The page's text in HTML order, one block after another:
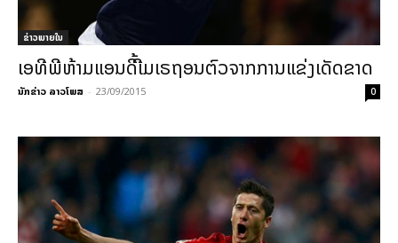
ຂ່າວພາຍ​ໃນ
ເອທີພີຫ້າມແອນດີ້ເີມເຣຖອນຕົວຈາກການແຂ່ງເດັດຂາດ
ນັກຂ່າວ ລາວໂພສ - 23/09/2015 0